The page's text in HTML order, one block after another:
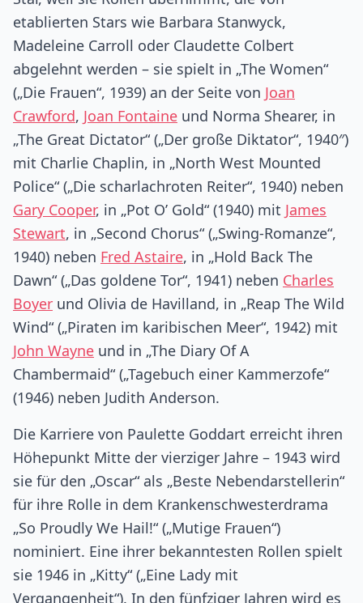
etablierten Stars wie Barbara Stanwyck,
Madeleine Carroll oder Claudette Colbert
abgelehnt werden – sie spielt in „The Women“
(„Die Frauen“, 1939) an der Seite von Joan
Crawford, Joan Fontaine und Norma Shearer, in
„The Great Dictator“ („Der große Diktator“, 1940″)
mit Charlie Chaplin, in „North West Mounted
Police“ („Die scharlachroten Reiter“, 1940) neben
Gary Cooper, in „Pot O’ Gold“ (1940) mit James
Stewart, in „Second Chorus“ („Swing-Romanze“,
1940) neben Fred Astaire, in „Hold Back The
Dawn“ („Das goldene Tor“, 1941) neben Charles
Boyer und Olivia de Havilland, in „Reap The Wild
Wind“ („Piraten im karibischen Meer“, 1942) mit
John Wayne und in „The Diary Of A
Chambermaid“ („Tagebuch einer Kammerzofe“
(1946) neben Judith Anderson.
Die Karriere von Paulette Goddart erreicht ihren
Höhepunkt Mitte der vierziger Jahre – 1943 wird
sie für den „Oscar“ als „Beste Nebendarstellerin“
für ihre Rolle in dem Krankenschwesterdrama
„So Proudly We Hail!“ („Mutige Frauen“)
nominiert. Eine ihrer bekanntesten Rollen spielt
sie 1946 in „Kitty“ („Eine Lady mit
Vergangenheit“). In den fünfziger Jahren wird es